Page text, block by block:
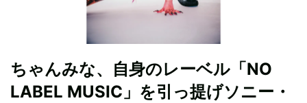
ちゃんみな、自身のレーベル「NO
LABEL MUSIC」を引っ提げソニー・